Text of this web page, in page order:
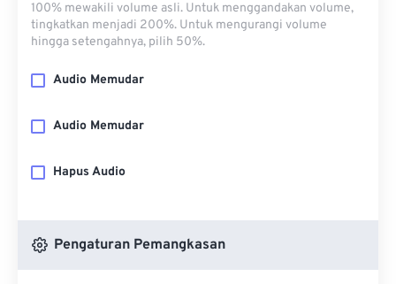
100% mewakili volume asli. Untuk menggandakan volume,
tingkatkan menjadi 200%. Untuk mengurangi volume
hingga setengahnya, pilih 50%.
Audio Memudar
Audio Memudar
Hapus Audio
Pengaturan Pemangkasan